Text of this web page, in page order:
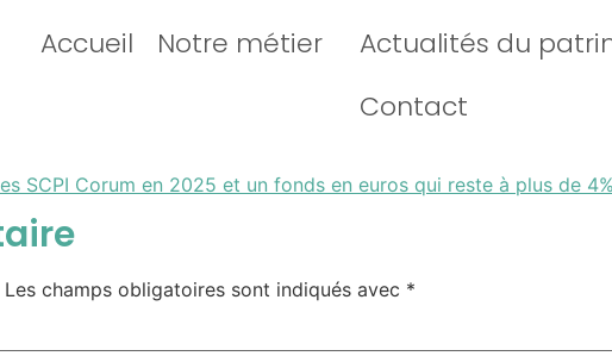
Accueil Notre métier Actualités du
Contact
SCPI Corum en 2025 et un fonds en euros qui reste à plus de 4%
Les champs obligatoires sont indiqués avec *